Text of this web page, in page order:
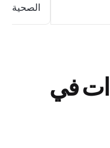
الصحية
في